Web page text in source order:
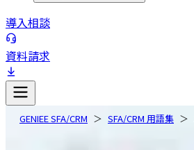
導入相談
資料請求
GENIEE SFA/CRM SFA/CRM 用語集